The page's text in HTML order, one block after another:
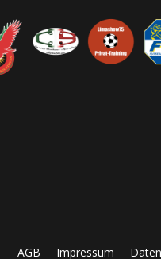
Impressum
AGB